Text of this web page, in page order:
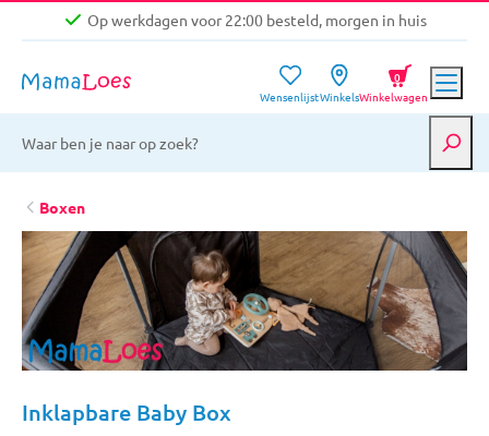
Op werkdagen voor 22:00 besteld, morgen in huis
Gratis verzending vanaf €39,-
Op werkdagen voor 22:00 besteld, morgen in huis
WensenlijstWinkelsWinkelwagen
0
Boxen
Inklapbare Baby Box